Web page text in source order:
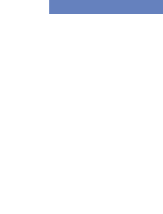
Algemene voorwaarden|